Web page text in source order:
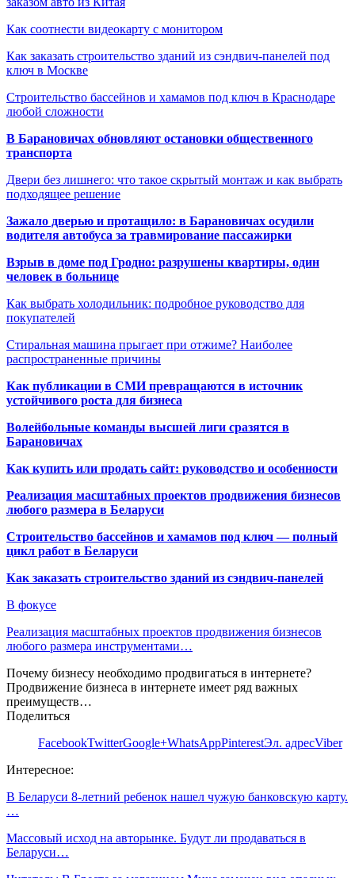
Как соотнести видеокарту с монитором
Как заказать строительство зданий из сэндвич-панелей под
ключ в Москве
Строительство бассейнов и хамамов под ключ в Краснодаре
любой сложности
В Барановичах обновляют остановки общественного
транспорта
Двери без лишнего: что такое скрытый монтаж и как выбрать
подходящее решение
Зажало дверью и протащило: в Барановичах осудили
водителя автобуса за травмирование пассажирки
Взрыв в доме под Гродно: разрушены квартиры, один
человек в больнице
Как выбрать холодильник: подробное руководство для
покупателей
Стиральная машина прыгает при отжиме? Наиболее
распространенные причины
Как публикации в СМИ превращаются в источник
устойчивого роста для бизнеса
Волейбольные команды высшей лиги сразятся в
Барановичах
Как купить или продать сайт: руководство и особенности
Реализация масштабных проектов продвижения бизнесов
любого размера в Беларуси
Строительство бассейнов и хамамов под ключ — полный
цикл работ в Беларуси
Как заказать строительство зданий из сэндвич-панелей
В фокусе
Реализация масштабных проектов продвижения бизнесов
любого размера инструментами…
Почему бизнесу необходимо продвигаться в интернете?
Продвижение бизнеса в интернете имеет ряд важных
преимуществ…
Поделиться
FacebookTwitterGoogle+WhatsAppPinterestЭл. адресViber
Интересное:
В Беларуси 8-летний ребенок нашел чужую банковскую карту.
…
Массовый исход на авторынке. Будут ли продаваться в
Беларуси…